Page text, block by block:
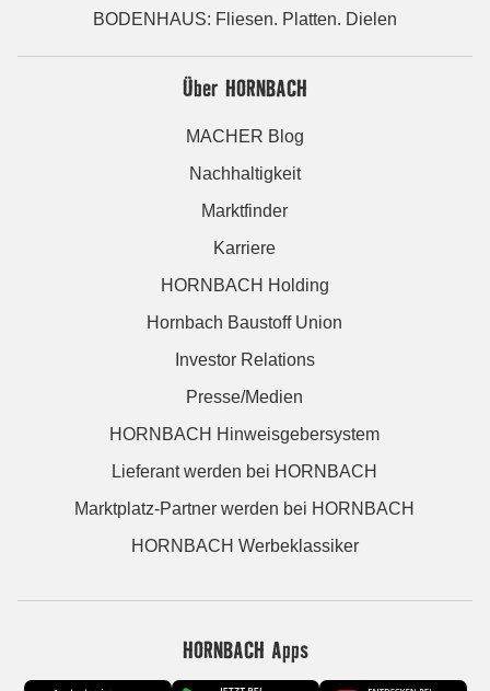
BODENHAUS: Fliesen. Platten. Dielen
Über HORNBACH
MACHER Blog
Nachhaltigkeit
Marktfinder
Karriere
HORNBACH Holding
Hornbach Baustoff Union
Investor Relations
Presse/Medien
HORNBACH Hinweisgebersystem
Lieferant werden bei HORNBACH
Marktplatz-Partner werden bei HORNBACH
HORNBACH Werbeklassiker
HORNBACH Apps